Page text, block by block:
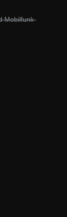
Mobilfunk-